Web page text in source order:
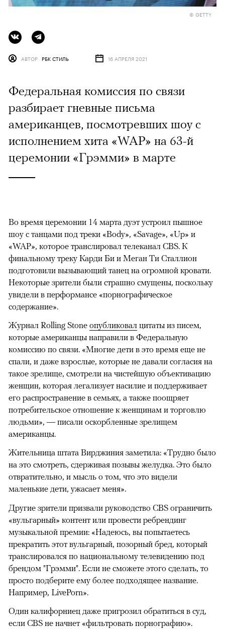
© GETTY
АВТОР РБК СТИЛЬ 16 АПРЕЛЯ 2021
Федеральная комиссия по связи
разбирает гневные письма
американцев, посмотревших шоу с
исполнением хита «WAP» на 63-й
церемонии «Грэмми» в марте
Во время церемонии 14 марта дуэт устроил пышное
шоу с танцами под треки «Body», «Savage», «Up» и
«WAP», которое транслировал телеканал CBS. К
финальному треку Карди Би и Меган Ти Сталлион
подготовили вызывающий танец на огромной кровати.
Некоторые зрители были страшно смущены, поскольку
увидели в перформансе «порнографическое
содержание».
Журнал Rolling Stone опубликовал цитаты из писем,
которые американцы направили в Федеральную
комиссию по связи. «Многие дети в это время еще не
спали, и даже взрослые, которые не давали согласия на
такое зрелище, смотрели на чистейшую объективацию
женщин, которая легализует насилие и поддерживает
его распространение в семьях, а также поощряет
потребительское отношение к женщинам и торговлю
людьми», — писали оскорбленные зрелищем
американцы.
Жительница штата Вирджиния заметила: «Трудно было
на это смотреть, сдерживая позывы желудка. Это было
отвратительно, и мысль о том, что это видели
маленькие дети, ужасает меня».
00:00 / 00:00
Другие зрители призвали руководство CBS ограничить
«вульгарный» контент или провести ребрендинг
музыкальной премии: «Надеюсь, вы попытаетесь
прекратить этот вульгарный, позорный бред, который
транслировался по национальному телевидению под
брендом "Грэмми". Если не сможете этого сделать, то
просто подберите ему более подходящее название.
Например, LivePorn».
Один калифорниец даже пригрозил обратиться в суд,
если CBS не начнет «фильтровать порнографию».